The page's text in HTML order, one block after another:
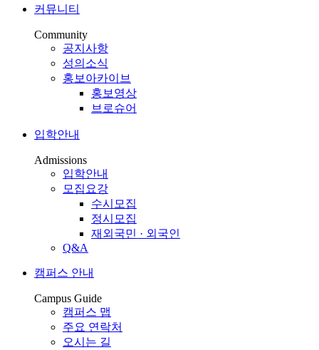
커뮤니티
Community
공지사항
성의소식
홍보아카이브
홍보영상
브로슈어
입학안내
Admissions
입학안내
모집요강
수시모집
정시모집
재외국민 · 외국인
Q&A
캠퍼스 안내
Campus Guide
캠퍼스 맵
주요 연락처
오시는 길